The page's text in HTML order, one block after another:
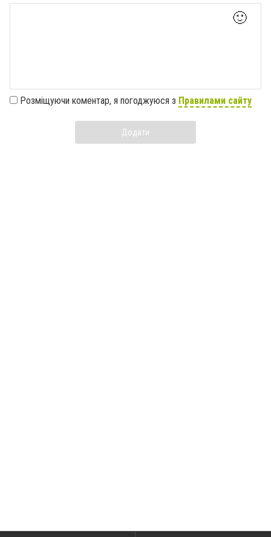
🙂
Розміщуючи коментар, я погоджуюся з Правилами сайту
Додати